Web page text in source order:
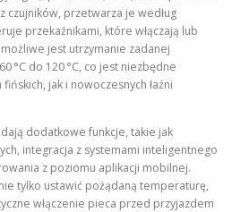
czujników, przetwarza je według
przekaźnikami, które włączają lub
możliwe jest utrzymanie zadanej
°C do 120 °C, co jest niezbędne
jak i nowoczesnych łaźni
dodatkowe funkcje, takie jak
integracja z systemami inteligentnego
z poziomu aplikacji mobilnej.
tylko ustawić pożądaną temperaturę,
włączenie pieca przed przyjazdem